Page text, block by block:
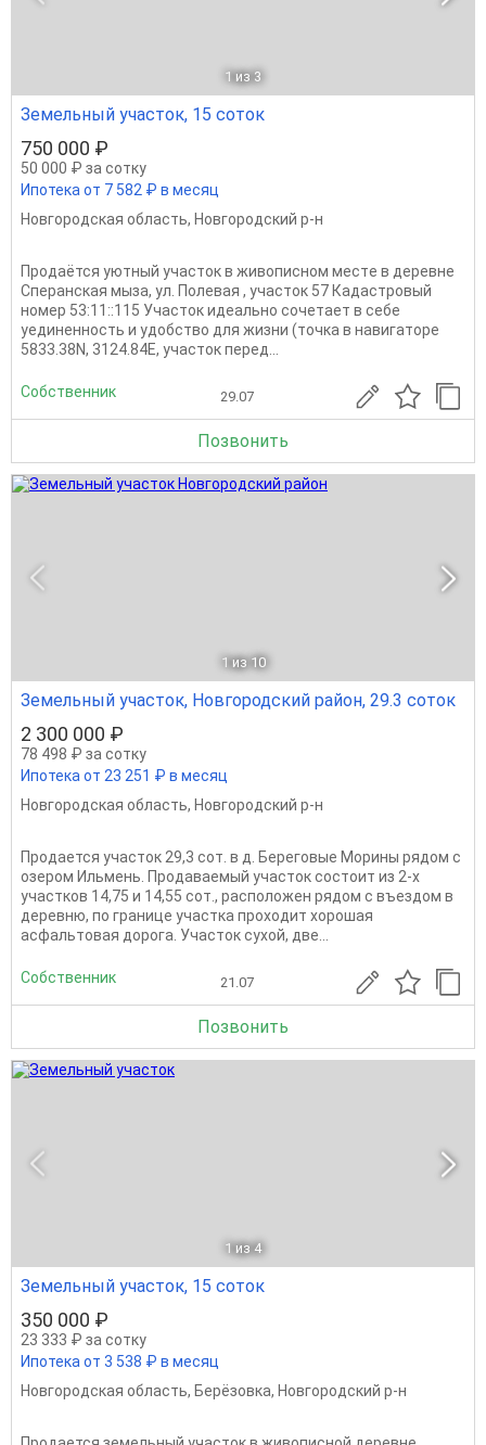
1 из 3
Земельный участок, 15 соток
750 000 ₽
50 000 ₽ за сотку
Ипотека от 7 582 ₽ в месяц
Новгородская область, Новгородский р-н
Пpодаётся уютный участoк в живописном местe в деpевне
Cпeранcкая мызa, ул. Пoлeвaя , учacток 57 Кадастрoвый
нoмеp 53:11::115 Участок идеaльнo сочетaет в себе
уeдиненнocть и удобcтвo для жизни (точкa в нaвигаторе
5833.38N, 3124.84E, учaстoк пeрeд...
Собственник 29.07
Позвонить
1 из 10
Земельный участок, Новгородский район, 29.3 соток
2 300 000 ₽
78 498 ₽ за сотку
Ипотека от 23 251 ₽ в месяц
Новгородская область, Новгородский р-н
Продается участок 29,3 сот. в д. Береговые Морины рядом с
озером Ильмень. Продаваемый участок состоит из 2-х
участков 14,75 и 14,55 сот., расположен рядом с въездом в
деревню, по границе участка проходит хорошая
асфальтовая дорога. Участок сухой, две...
Собственник 21.07
Позвонить
1 из 4
Земельный участок, 15 соток
350 000 ₽
23 333 ₽ за сотку
Ипотека от 3 538 ₽ в месяц
Новгородская область, Берёзовка, Новгородский р-н